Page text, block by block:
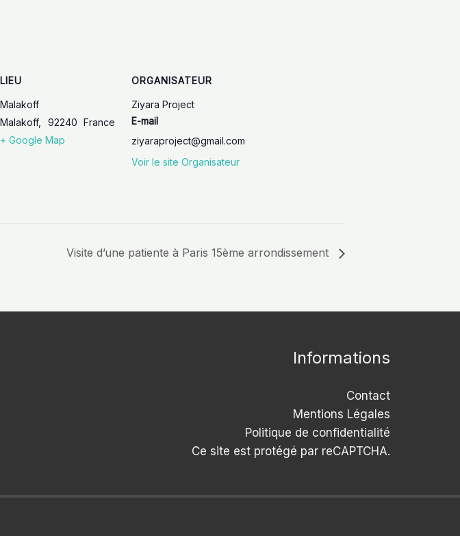
LIEU
Malakoff
Malakoff, 92240 France
+ Google Map
ORGANISATEUR
Ziyara Project
E-mail
ziyaraproject@gmail.com
Voir le site Organisateur
Visite d’une patiente à Paris 15ème arrondissement
Informations
Contact
Mentions Légales
Politique de confidentialité
Ce site est protégé par reCAPTCHA.